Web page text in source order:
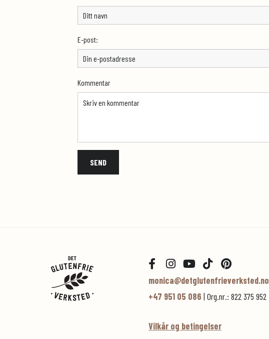
E-post:
Kommentar
monica@detglutenfrieverksted.no
+47 951 05 086 | Org.nr.: 822 375 952
Vilkår og betingelser